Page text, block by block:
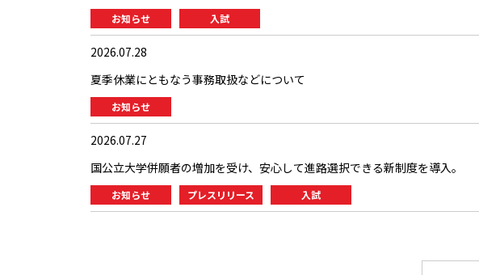
お知らせ 入試
2026.07.28
お知らせ
夏季休業にともなう事務取扱などについて
2026.07.27
お知らせ プレスリリース 入試
国公立大学併願者の増加を受け、安心して進路選択できる新制度を導入。